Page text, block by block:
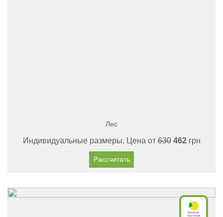
Лес
Индивидуальные размеры, Цена от630 462грн
Рассчитать